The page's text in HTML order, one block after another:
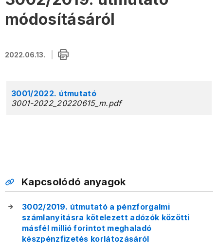
módosításáról
2022.06.13.
3001/2022. útmutató
3001-2022_20220615_m.pdf
Kapcsolódó anyagok
3002/2019. útmutató a pénzforgalmi
számlanyitásra kötelezett adózók közötti
másfél millió forintot meghaladó
készpénzfizetés korlátozásáról